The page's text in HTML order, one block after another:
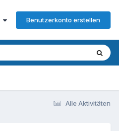
Benutzerkonto erstellen
Alle Aktivitäten